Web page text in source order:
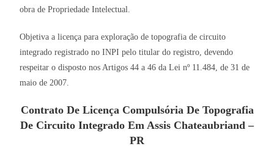
obra de Propriedade Intelectual.
Objetiva a licença para exploração de topografia de circuito
integrado registrado no INPI pelo titular do registro, devendo
respeitar o disposto nos Artigos 44 a 46 da Lei nº 11.484, de 31 de
maio de 2007.
Contrato De Licença Compulsória De Topografia
De Circuito Integrado Em Assis Chateaubriand –
PR